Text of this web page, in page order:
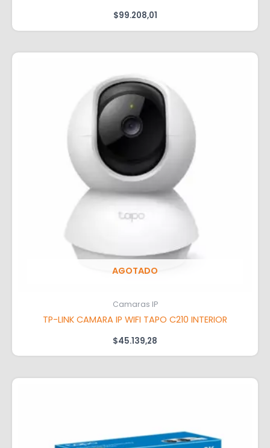
$99.208,01
AGOTADO
Camaras IP
TP-LINK CAMARA IP WIFI TAPO C210 INTERIOR
$45.139,28